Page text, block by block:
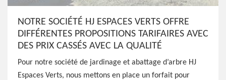
NOTRE SOCIÉTÉ HJ ESPACES VERTS OFFRE
DIFFÉRENTES PROPOSITIONS TARIFAIRES AVEC
DES PRIX CASSÉS AVEC LA QUALITÉ
Pour notre société de jardinage et abattage d’arbre HJ
Espaces Verts, nous mettons en place un forfait pour